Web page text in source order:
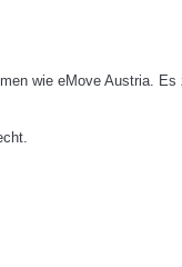
wie eMove Austria.